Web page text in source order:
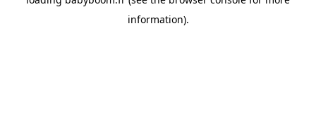
information).